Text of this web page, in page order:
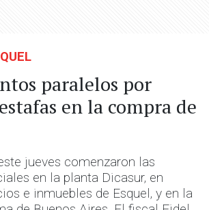
paralelos por
en la compra de
jueves comenzaron las
en la planta Dicasur, en
e inmuebles de Esquel, y en la